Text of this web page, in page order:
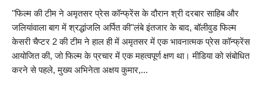
हमारे बारे में
लाइफस्टाइल
सेलेब्स
"फिल्म की टीम ने अमृतसर प्रेस कॉन्फ्रेंस के दौरान श्री दरबार साहिब और
जलियांवाला बाग में श्रद्धांजलि अर्पित की"लंबे इंतजार के बाद, बॉलीवुड फिल्म
केसरी चैप्टर 2 की टीम ने हाल ही में अमृतसर में एक भावनात्मक प्रेस कॉन्फ्रेंस
आयोजित की, जो फिल्म के प्रचार में एक महत्वपूर्ण क्षण था। मीडिया को संबोधित
करने से पहले, मुख्य अभिनेता अक्षय कुमार,...